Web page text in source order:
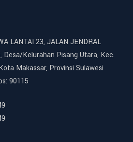
LANTAI 23, JALAN JENDRAL
Desa/Kelurahan Pisang Utara, Kec.
Makassar, Provinsi Sulawesi
90115